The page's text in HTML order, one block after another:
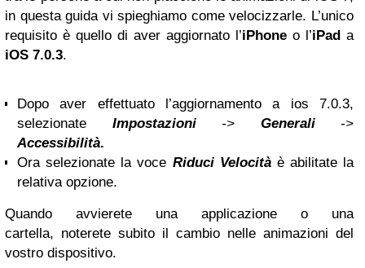
in questa guida vi spieghiamo come velocizzarle. L’unico
requisito è quello di aver aggiornato l’iPhone o l’iPad a
iOS 7.0.3.
Dopo aver effettuato l’aggiornamento a ios 7.0.3,
selezionate Impostazioni-> Generali->
Accessibilità.
Ora selezionate la voce Riduci Velocitàè abilitate la
relativa opzione.
Quando avvierete una applicazione o una
cartella, noterete subito il cambio nelle animazioni del
vostro dispositivo.